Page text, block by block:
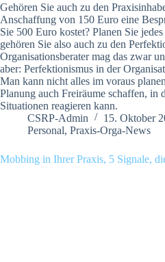
Gehören Sie auch zu den
Anschaffung von 150 Euro eine
Sie 500 Euro kostet? Planen Sie
gehören Sie also auch zu den
Organisationsberater mag das zwar
aber: Perfektionismus in der
Man kann nicht alles im voraus
Planung auch Freiräume schaffen, in
Situationen reagieren kann.
CSRP-Admin
15. Oktober
Personal, Praxis-Orga-News
Mobbing in Ihrer Praxis, 5 Signale,